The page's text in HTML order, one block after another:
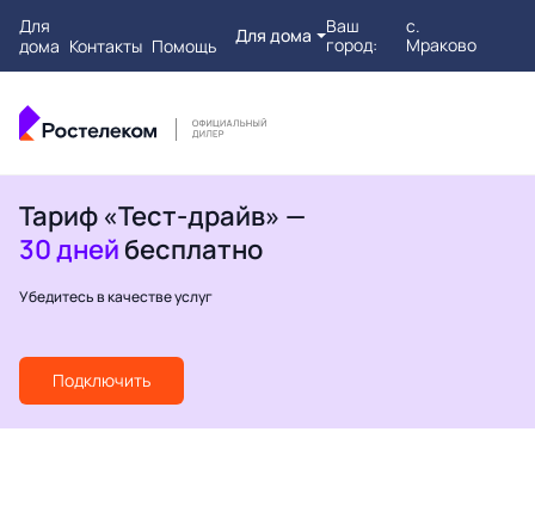
Для
дома Контакты Помощь Для дома
Ваш
город:
с.
Мраково
Тариф «Тест-драйв» —
30 дней бесплатно
Убедитесь в качестве услуг
Подключить